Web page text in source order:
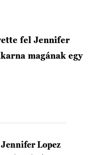
fel Jennifer
magának egy
Jennifer Lopez